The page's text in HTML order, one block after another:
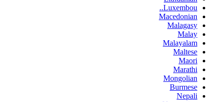
Luxembou..
Macedonian
Malagasy
Malay
Malayalam
Maltese
Maori
Marathi
Mongolian
Burmese
Nepali